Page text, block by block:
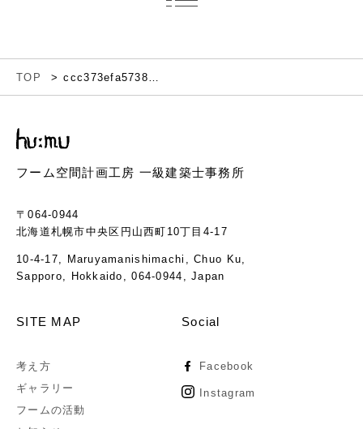
TOP
フーム空間計画工房 一級建築士事務所
〒064-0944
北海道札幌市中央区円山西町10丁目4-17
10-4-17, Maruyamanishimachi, Chuo Ku,
Sapporo, Hokkaido, 064-0944, Japan
SITE MAP
考え方
ギャラリー
フームの活動
Social
Facebook
Instagram